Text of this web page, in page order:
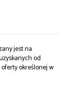
jest na
od
określonej w